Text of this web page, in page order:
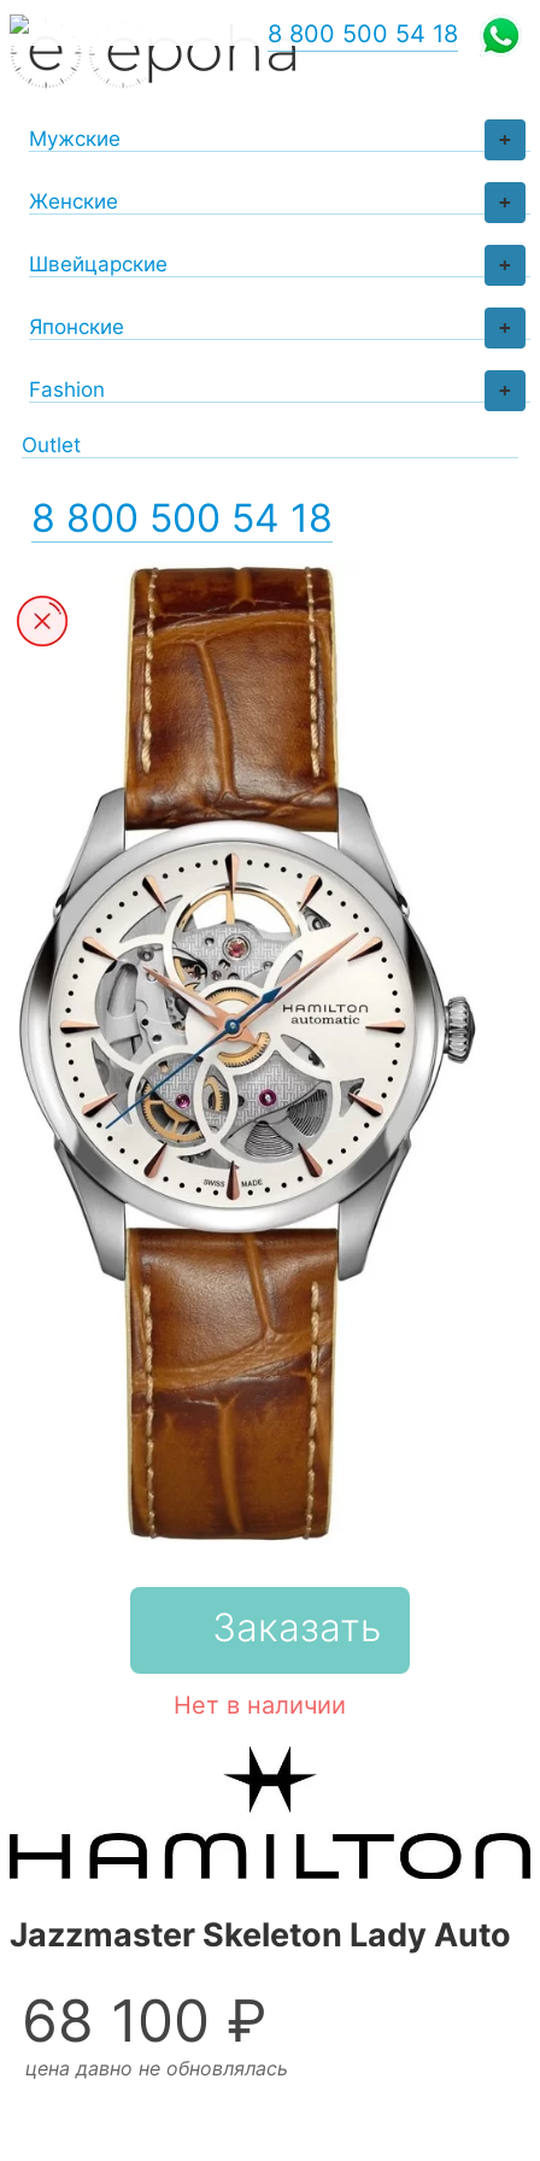
+
Мужские
+
Женские
+
Швейцарские
+
Японские
+
Fashion
Outlet
8 800 500 54 18
8 800 500 54 18
Заказать
Нет в наличии
Jazzmaster Skeleton Lady Auto
68 100 ₽
цена давно не обновлялась